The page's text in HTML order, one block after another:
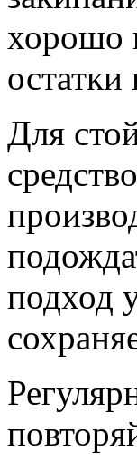
хорошо
Для
подход